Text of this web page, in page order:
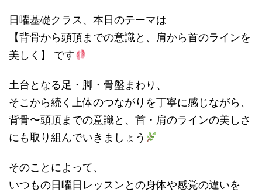
日曜基礎クラス、本日のテーマは
【背骨から頭頂までの意識と、肩から首のラインを
美しく】 です
土台となる足・脚・骨盤まわり、
そこから続く上体のつながりを丁寧に感じながら、
背骨〜頭頂までの意識と、首・肩のラインの美しさ
にも取り組んでいきましょう
そのことによって、
いつもの日曜日レッスンとの身体や感覚の違いを